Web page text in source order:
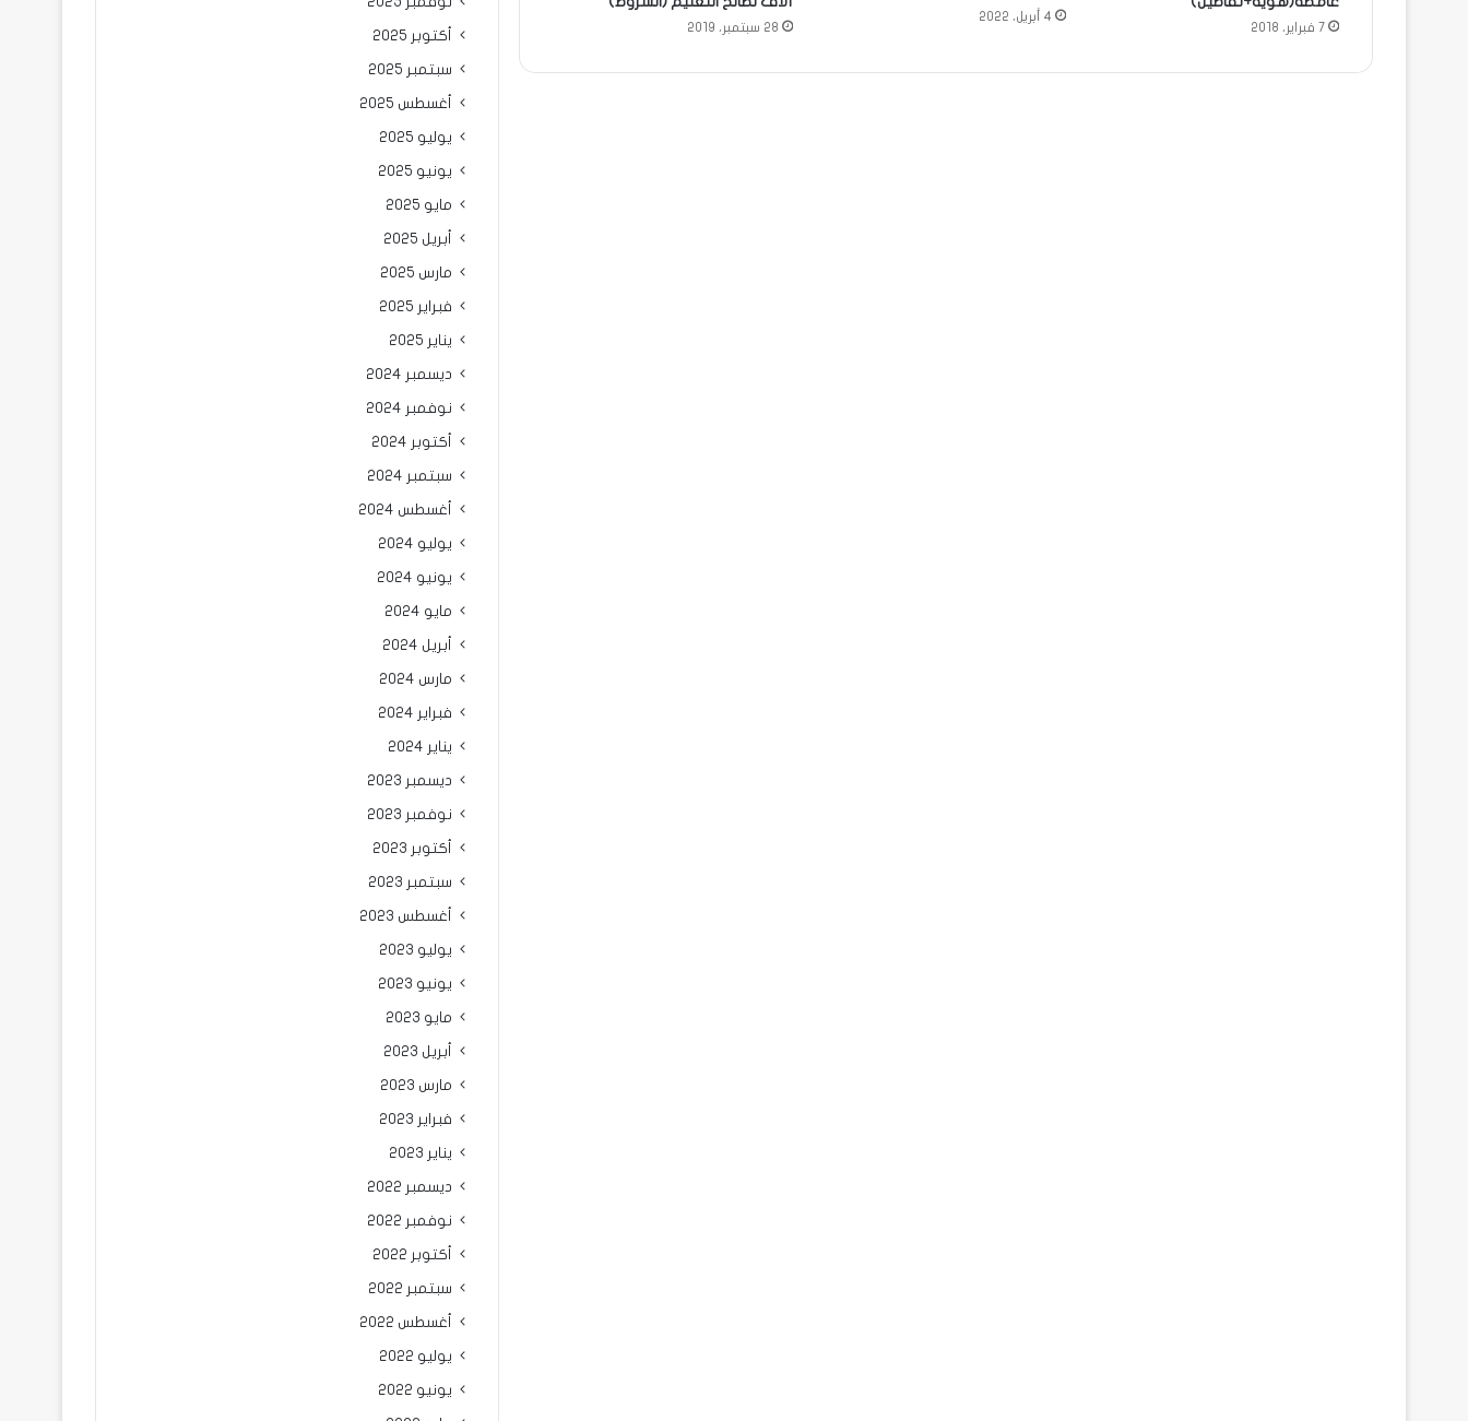
7 فبراير، 2018
4 أبريل، 2022
28 سبتمبر، 2019
أكتوبر 2025
سبتمبر 2025
أغسطس 2025
يوليو 2025
يونيو 2025
مايو 2025
أبريل 2025
مارس 2025
فبراير 2025
يناير 2025
ديسمبر 2024
نوفمبر 2024
أكتوبر 2024
سبتمبر 2024
أغسطس 2024
يوليو 2024
يونيو 2024
مايو 2024
أبريل 2024
مارس 2024
فبراير 2024
يناير 2024
ديسمبر 2023
نوفمبر 2023
أكتوبر 2023
سبتمبر 2023
أغسطس 2023
يوليو 2023
يونيو 2023
مايو 2023
أبريل 2023
مارس 2023
فبراير 2023
يناير 2023
ديسمبر 2022
نوفمبر 2022
أكتوبر 2022
سبتمبر 2022
أغسطس 2022
يوليو 2022
يونيو 2022